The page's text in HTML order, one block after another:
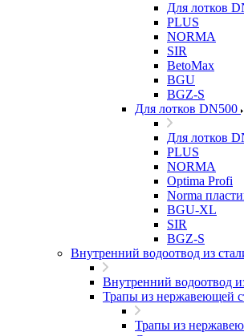
Для лотков
PLUS
NORMA
SIR
BetoMax
BGU
BGZ-S
Для лотков DN500
Для лотков
PLUS
NORMA
Optima Profi
Norma
BGU-XL
SIR
BGZ-S
Внутренний водоотвод из
Внутренний водоотвод
Трапы из нержавеющей
Трапы из